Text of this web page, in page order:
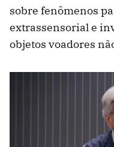
sobre fenômenos
extrassensorial e
objetos voadores